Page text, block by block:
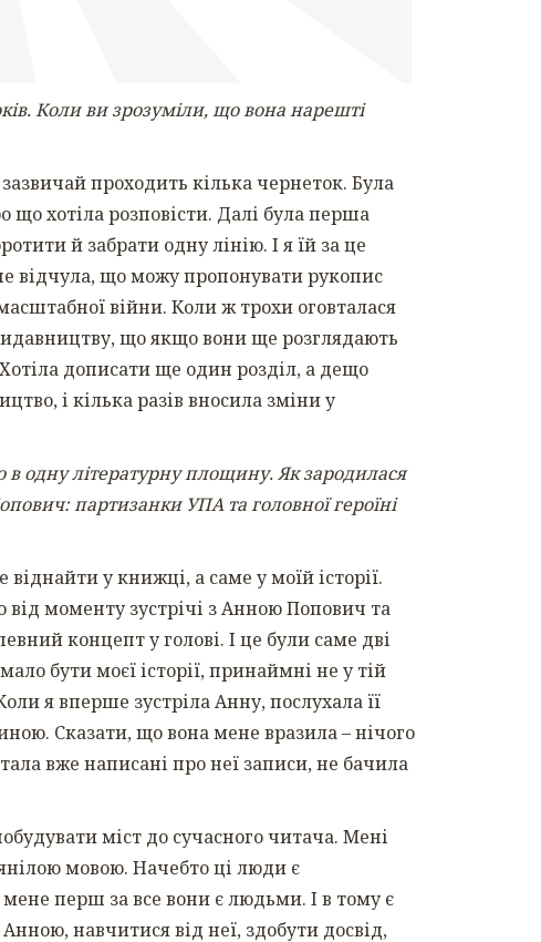
Коли ви зрозуміли, що вона нарешті
проходить кілька чернеток. Була
що хотіла розповісти. Далі була перша
й забрати одну лінію. І я їй за це
відчула, що можу пропонувати рукопис
війни. Коли ж трохи оговталася
що якщо вони ще розглядають
дописати ще один розділ, а дещо
і кілька разів вносила зміни у
одну літературну площину. Як зародилася
партизанки УПА та головної героїні
у книжці, а саме у моїй історії.
моменту зустрічі з Анною Попович та
концепт у голові. І це були саме дві
бути моєї історії, принаймні не у тій
я вперше зустріла Анну, послухала її
Сказати, що вона мене вразила – нічого
вже написані про неї записи, не бачила
міст до сучасного читача. Мені
мовою. Начебто ці люди є
перш за все вони є людьми. І в тому є
навчитися від неї, здобути досвід,